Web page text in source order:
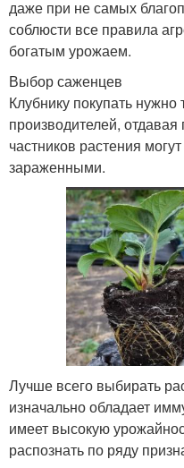
даже при не самых
соблюсти все правила
богатым урожаем.
Выбор саженцев
Клубнику покупать
производителей,
частников растения
зараженными.
Лучше всего выбирать
изначально обладает
имеет высокую
распознать по ряду